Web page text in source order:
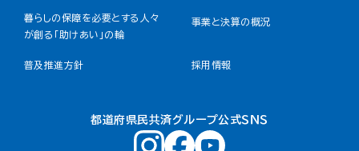
暮らしの保障を必要とする人々
が創る「助けあい」の輪
事業と決算の概況
普及推進方針 採用情報
都道府県民共済グループ公式ＳＮＳ